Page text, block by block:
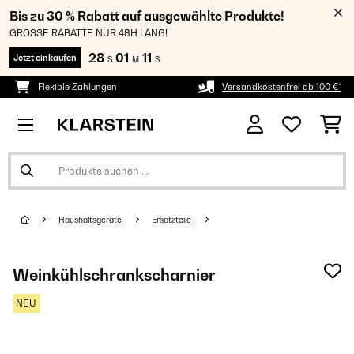
Bis zu 30 % Rabatt auf ausgewählte Produkte!
GROSSE RABATTE NUR 48H LANG!
Jetzt einkaufen 28 S 01 M 11 S
Flexible Zahlungen Versandkostenfrei ab 100 €*
Haushaltsgeräte Ersatzteile
Weinkühlschrankscharnier
NEU